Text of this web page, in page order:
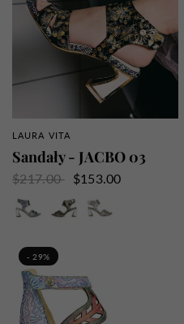
SZYBKI PRZEGLĄD
LAURA VITA
Sandały - JACBO 03
$217.00
$153.00
- 29%